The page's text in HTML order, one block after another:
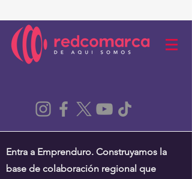
Entra a Emprenduro. Construyamos la
base de colaboración regional que